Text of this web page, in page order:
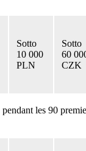
Sotto
10 000
PLN
Sotto
60
CZK
pendant les 90